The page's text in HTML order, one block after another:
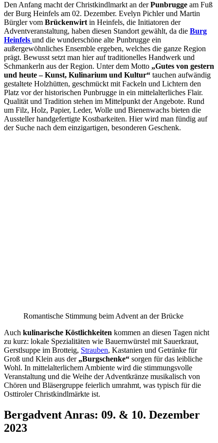
Den Anfang macht der Christkindlmarkt an derPunbrugge am Fuß
der Burg Heinfels am 02. Dezember. Evelyn Pichler und Martin
Bürgler vom Brückenwirt in Heinfels, die Initiatoren der
Adventveranstaltung, haben diesen Standort gewählt, da die Burg
Heinfels und die wunderschöne alte Punbrugge ein
außergewöhnliches Ensemble ergeben, welches die ganze Region
prägt. Bewusst setzt man hier auf traditionelles Handwerk und
Schmankerln aus der Region. Unter dem Motto „Gutes von gestern
und heute – Kunst, Kulinarium und Kultur“ tauchen aufwändig
gestaltete Holzhütten, geschmückt mit Fackeln und Lichtern den
Platz vor der historischen Punbrugge in ein mittelalterliches Flair.
Qualität und Tradition stehen im Mittelpunkt der Angebote. Rund
um Filz, Holz, Papier, Leder, Wolle und Bienenwachs bieten die
Aussteller handgefertigte Kostbarkeiten. Hier wird man fündig auf
der Suche nach dem einzigartigen, besonderen Geschenk.
Romantische Stimmung beim Advent an der Brücke
Auch kulinarische Köstlichkeiten kommen an diesen Tagen nicht
zu kurz: lokale Spezialitäten wie Bauernwürstel mit Sauerkraut,
Gerstlsuppe im Brotteig, Strauben, Kastanien und Getränke für
Groß und Klein aus der „Burgschenke“ sorgen für das leibliche
Wohl. In mittelalterlichem Ambiente wird die stimmungsvolle
Veranstaltung und die Weihe der Adventkränze musikalisch von
Chören und Bläsergruppe feierlich umrahmt, was typisch für die
Osttiroler Christkindlmärkte ist.
Bergadvent Anras: 09. & 10. Dezember
2023